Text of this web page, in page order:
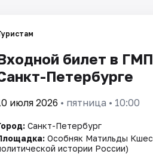
билет в
Петербурге
июля 2026 • пятница • 10:00
Санкт-Петербург
Особняк Матильды
истории России)